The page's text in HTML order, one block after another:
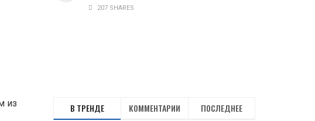
из
207 SHARES
В ТРЕНДЕ КОММЕНТАРИИ ПОСЛЕДНЕЕ